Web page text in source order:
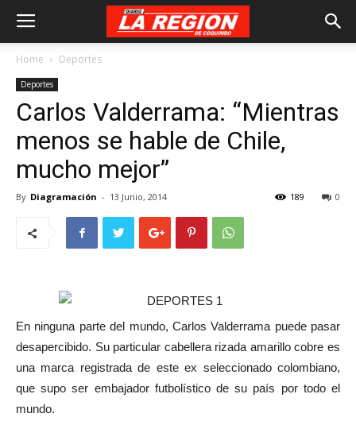
Home Deportes
Deportes
Carlos Valderrama: “Mientras
menos se hable de Chile,
mucho mejor”
By Diagramación - 13 Junio, 2014 0
189
En ninguna parte del mundo, Carlos Valderrama puede pasar
desapercibido. Su particular cabellera rizada amarillo cobre es
una marca registrada de este ex seleccionado colombiano,
que supo ser embajador futbolístico de su país por todo el
mundo.